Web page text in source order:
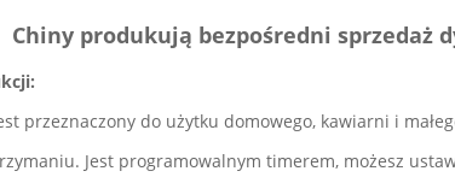
Chiny produkują bezpośredni
przeznaczony do użytku domowego, kawiarni i
Jest programowalnym timerem, możesz